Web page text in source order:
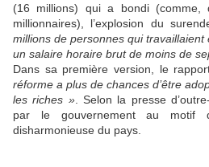
(16 millions) qui a bondi (comme,
millionnaires), l’explosion du
millions de personnes qui
un salaire horaire brut de moins de
Dans sa première version, le
réforme a plus de chances d’être
les riches ». Selon la presse
par le gouvernement au motif
disharmonieuse du pays.